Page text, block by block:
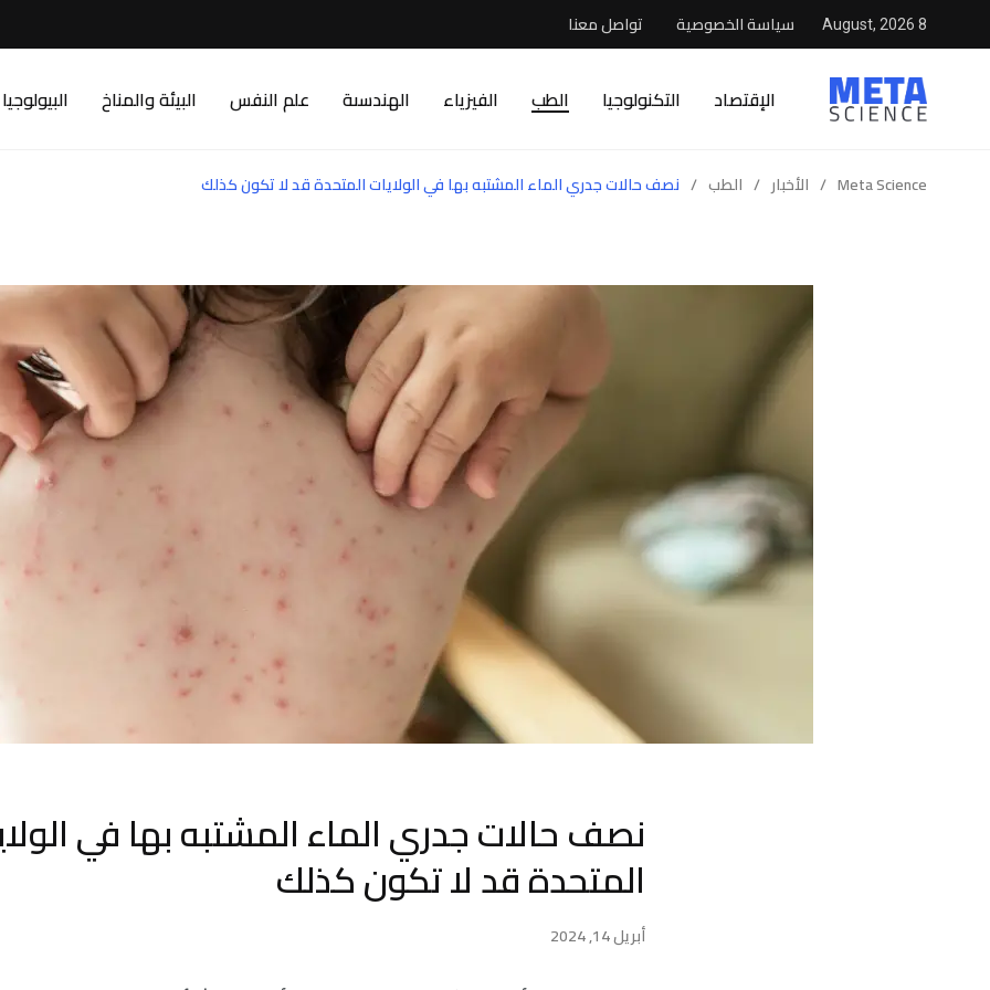
8 August, 2026 سياسة الخصوصية تواصل معنا
الإقتصاد التكنولوجيا الطب الفيزياء الهندسىة علم النفس البيئة والمناخ البيولوجيا
Meta Science
/ الأخبار / الطب / نصف حالات جدري الماء المشتبه بها في الولايات المتحدة قد لا تكون كذلك
نصف حالات جدري الماء المشتبه بها في
المتحدة قد لا تكون كذلك
أبريل 14, 2024